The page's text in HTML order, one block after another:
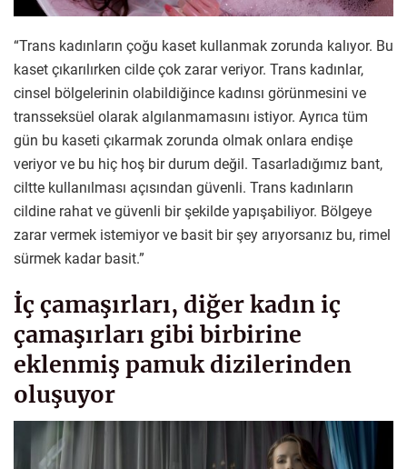
“Trans kadınların çoğu kaset kullanmak zorunda kalıyor. Bu
kaset çıkarılırken cilde çok zarar veriyor. Trans kadınlar,
cinsel bölgelerinin olabildiğince kadınsı görünmesini ve
transseksüel olarak algılanmamasını istiyor. Ayrıca tüm
gün bu kaseti çıkarmak zorunda olmak onlara endişe
veriyor ve bu hiç hoş bir durum değil. Tasarladığımız bant,
ciltte kullanılması açısından güvenli. Trans kadınların
cildine rahat ve güvenli bir şekilde yapışabiliyor. Bölgeye
zarar vermek istemiyor ve basit bir şey arıyorsanız bu, rimel
sürmek kadar basit.”
İç çamaşırları, diğer kadın iç
çamaşırları gibi birbirine
eklenmiş pamuk dizilerinden
oluşuyor